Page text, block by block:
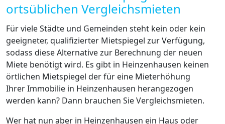
ortsüblichen Vergleichsmieten
Für viele Städte und Gemeinden steht kein oder kein
geeigneter, qualifizierter Mietspiegel zur Verfügung,
sodass diese Alternative zur Berechnung der neuen
Miete benötigt wird. Es gibt in Heinzenhausen keinen
örtlichen Mietspiegel der für eine Mieterhöhung
Ihrer Immobilie in Heinzenhausen herangezogen
werden kann? Dann brauchen Sie Vergleichsmieten.
Wer hat nun aber in Heinzenhausen ein Haus oder